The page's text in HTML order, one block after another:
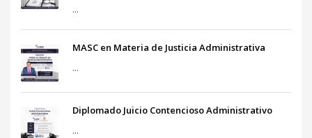
...
MASC en Materia de Justicia Administrativa
...
Diplomado Juicio Contencioso Administrativo
...